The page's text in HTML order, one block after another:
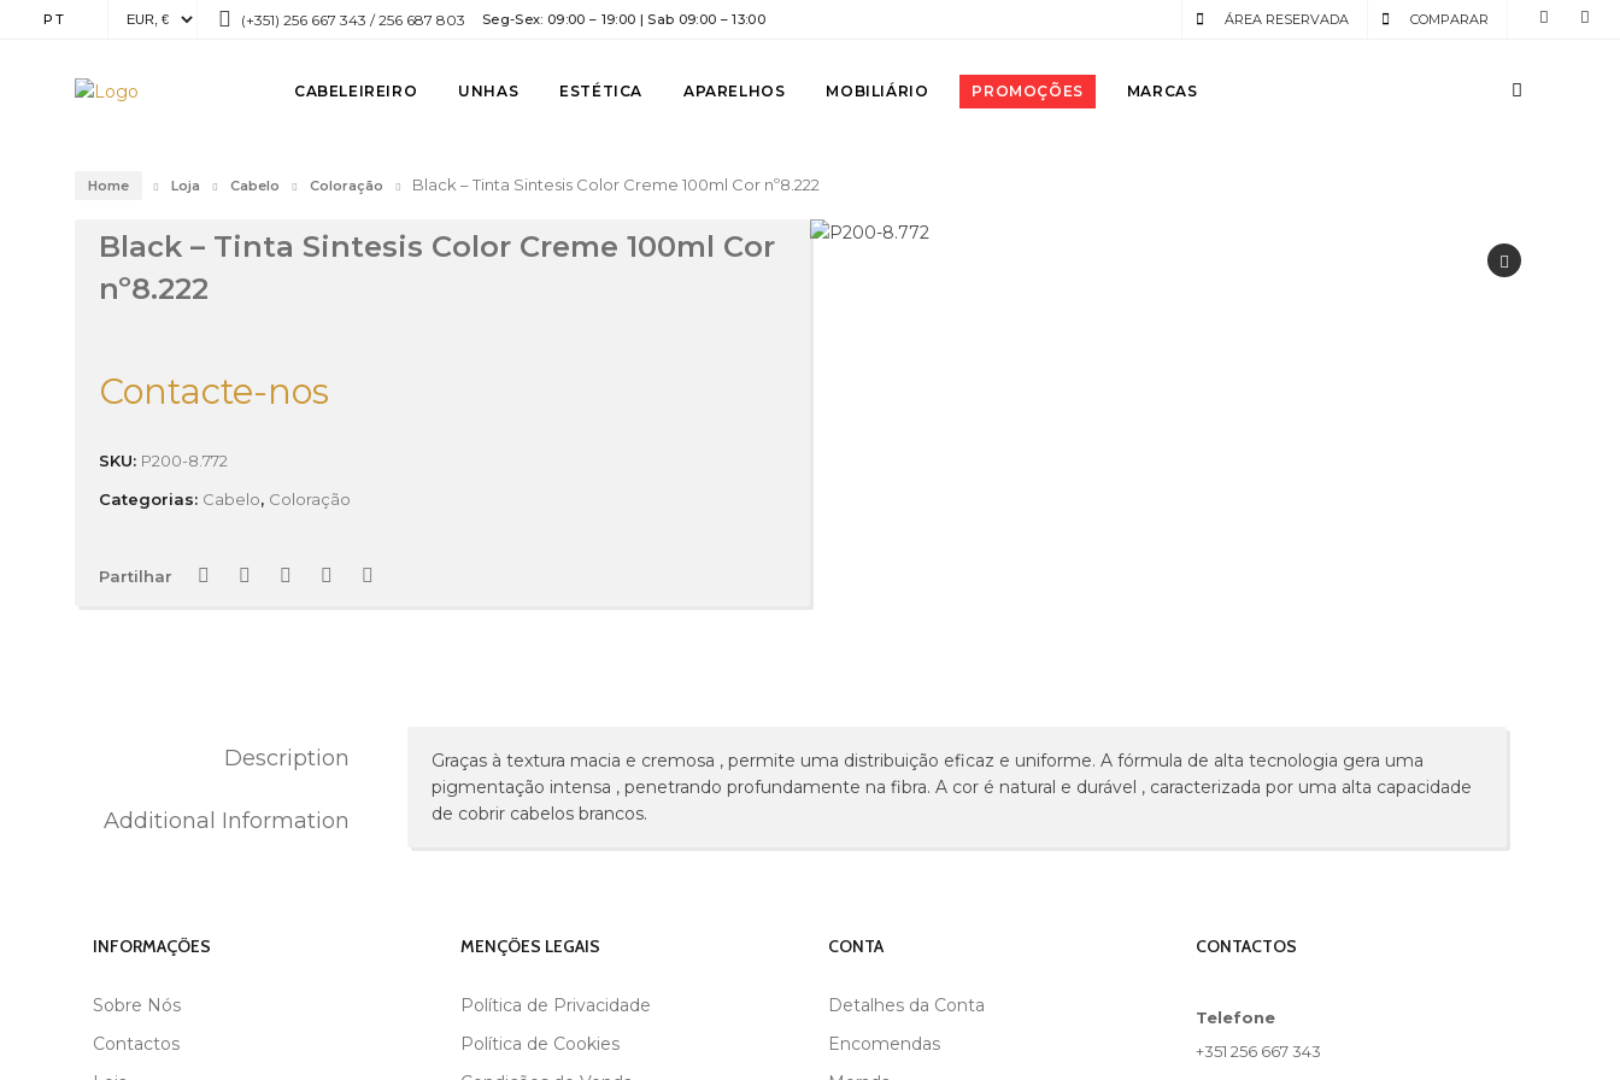
PT (+351) 256 667 343 / 256 687 803 Seg-Sex: 09:00 – 19:00 | Sab 09:00 – 13:00 COMPARAR
ÁREA RESERVADA
CABELEIREIRO UNHAS ESTÉTICA APARELHOS MOBILIÁRIO PROMOÇÕES MARCAS
Home Loja Cabelo Coloração Black – Tinta Sintesis Color Creme 100ml Cor nº8.222
Black – Tinta Sintesis Color Creme 100ml Cor
nº8.222
Contacte-nos
SKU: P200-8.772
Categorias: Cabelo, Coloração
Partilhar
Description
Additional Information
Graças à textura macia e cremosa , permite uma distribuição eficaz e uniforme. A fórmula de alta tecnologia gera uma
pigmentação intensa , penetrando profundamente na fibra. A cor é natural e durável , caracterizada por uma alta capacidade
de cobrir cabelos brancos.
MARCA
INFORMAÇÕES
Sobre Nós
Contactos
MENÇÕES LEGAIS
Política de Privacidade
Política de Cookies
CONTA
Detalhes da Conta
Encomendas
CONTACTOS
Telefone
+351 256 667 343